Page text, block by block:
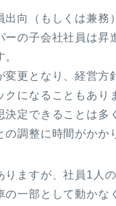
出向（もしくは兼務
ーの子会社社員は昇
変更となり、経営方
になることもあり
決定できることは多
調整に時間がかか
りますが、社員1人
の一部として動かな